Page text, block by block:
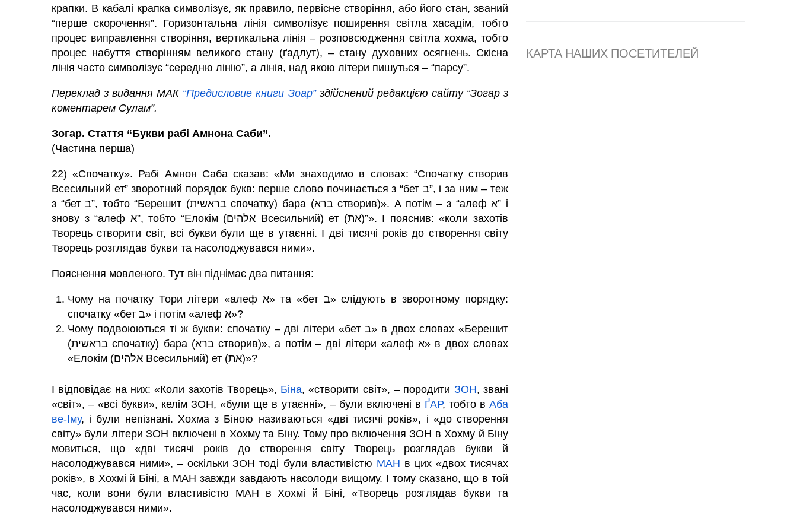
крапки. В кабалі крапка символізує, як правило, первісне створіння, або його стан, званий
“перше скорочення”. Горизонтальна лінія символізує поширення світла хасадім, тобто
процес виправлення створіння, вертикальна лінія – розповсюдження світла хохма, тобто
процес набуття створінням великого стану (ґадлут), – стану духовних осягнень. Скісна
лінія часто символізує “середню лінію”, а лінія, над якою літери пишуться – “парсу”.
Переклад з видання МАК “Предисловие книги Зоар”здійснений редакцією сайту “Зогар з
коментарем Сулам”.
Зогар. Стаття “Букви рабі Амнона Саби”.
(Частина перша)
22) «Спочатку». Рабі Амнон Саба сказав: «Ми знаходимо в словах: “Спочатку створив
Всесильний ет” зворотний порядок букв: перше слово починається з “бет ב”, і за ним – теж
з “бет ב”, тобто “Берешит (בראשית спочатку) бара (ברא створив)». А потім – з “алеф א” і
знову з “алеф א”, тобто “Елокім (אלהים Всесильний) ет (את)”». І пояснив: «коли захотів
Творець створити світ, всі букви були ще в утаєнні. І дві тисячі років до створення світу
Творець розглядав букви та насолоджувався ними».
Пояснення мовленого. Тут він піднімає два питання:
Чому на початку Тори літери «алеф א» та «бет ב» слідують в зворотному порядку:
спочатку «бет ב» і потім «алеф א»?
Чому подвоюються ті ж букви: спочатку – дві літери «бет ב» в двох словах «Берешит
(בראשית спочатку) бара (ברא створив)», а потім – дві літери «алеф א» в двох словах
«Елокім (אלהים Всесильний) ет (את)»?
І відповідає на них: «Коли захотів Творець», Біна, «створити світ», – породити ЗОН, звані
«світ», – «всі букви», келім ЗОН, «були ще в утаєнні», – були включені в ҐАР, тобто в Аба
ве-Іму, і були непізнані. Хохма з Біною називаються «дві тисячі років», і «до створення
світу» були літери ЗОН включені в Хохму та Біну. Тому про включення ЗОН в Хохму й Біну
мовиться, що «дві тисячі років до створення світу Творець розглядав букви й
насолоджувався ними», – оскільки ЗОН тоді були властивістю МАН в цих «двох тисячах
років», в Хохмі й Біні, а МАН завжди завдають насолоди вищому. І тому сказано, що в той
час, коли вони були властивістю МАН в Хохмі й Біні, «Творець розглядав букви та
насолоджувався ними».
КАРТА НАШИХ ПОСЕТИТЕЛЕЙ